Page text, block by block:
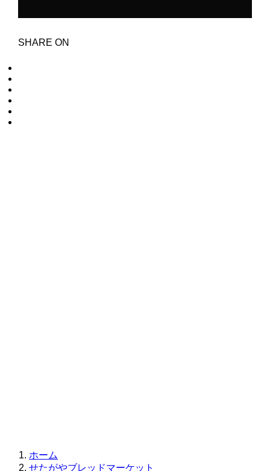
SHARE ON
ホーム
せたがやブレッドマーケット